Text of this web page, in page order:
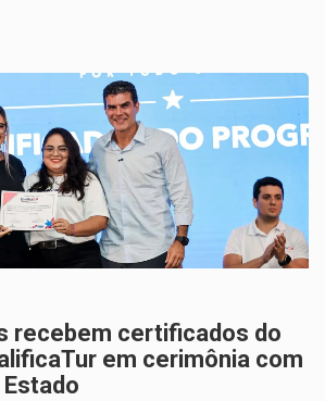
recebem certificados do
em cerimônia com